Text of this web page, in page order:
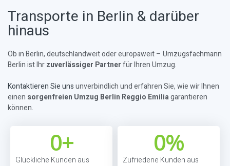
Transporte in Berlin & darüber
hinaus
Ob in Berlin, deutschlandweit oder europaweit – Umzugsfachmann
Berlin ist Ihrzuverlässiger Partnerfür Ihren Umzug.
Kontaktieren Sie unsunverbindlich und erfahren Sie, wie wir Ihnen
einen sorgenfreien Umzug Berlin Reggio Emiliagarantieren
können.
Glückliche Kunden aus
0+
Zufriedene Kunden aus
0%